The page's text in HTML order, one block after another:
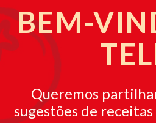
BEM-
Queremos
sugestões de